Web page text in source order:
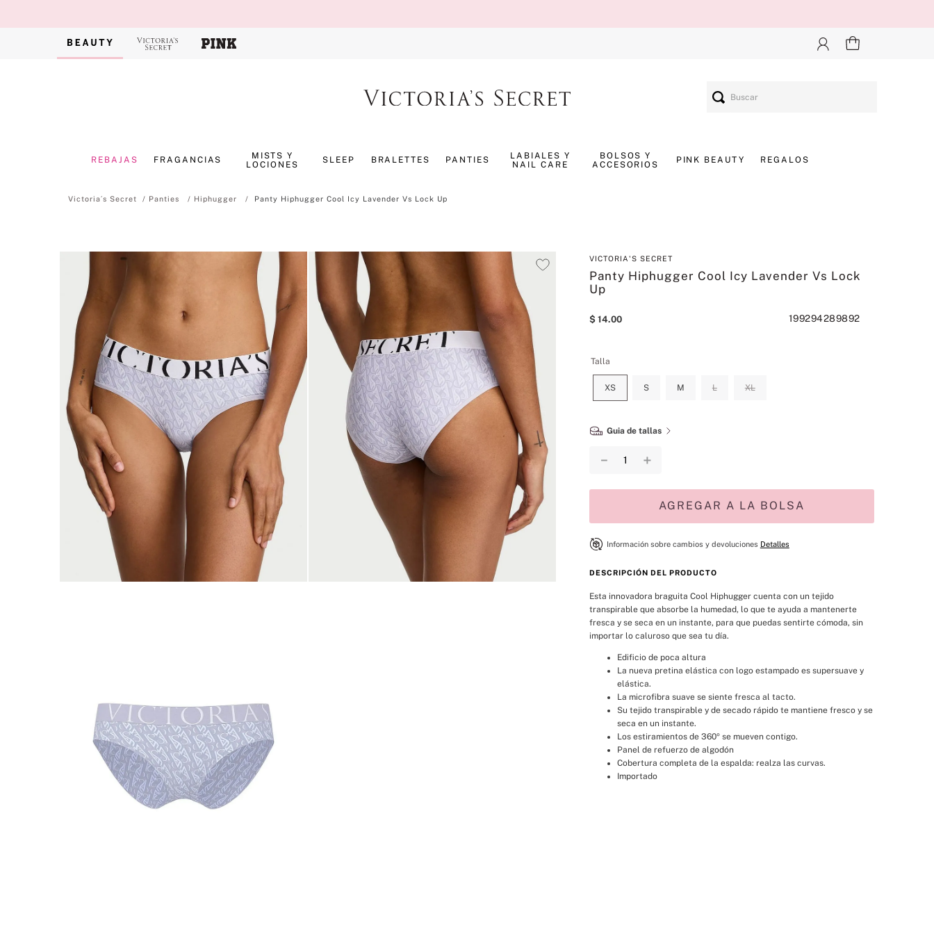
REBAJAS FRAGANCIAS
MISTS Y
LOCIONES
SLEEP BRALETTES PANTIES
LABIALES Y
NAIL CARE
BOLSOS Y
ACCESORIOS
PINK BEAUTY REGALOS
Panties Hiphugger Panty Hiphugger Cool Icy Lavender Vs Lock Up
VICTORIA'S SECRET
Panty Hiphugger Cool Icy Lavender Vs Lock
Up
$ 14.00 199294289892
Talla
XS S M L XL
Guia de tallas
＋
－
AGREGAR A LA BOLSA
Información sobre cambios y devoluciones Detalles
DESCRIPCIÓN DEL PRODUCTO
Esta innovadora braguita Cool Hiphugger cuenta con un tejido
transpirable que absorbe la humedad, lo que te ayuda a mantenerte
fresca y se seca en un instante, para que puedas sentirte cómoda, sin
importar lo caluroso que sea tu día.
Edificio de poca altura
La nueva pretina elástica con logo estampado es supersuave y
elástica.
La microfibra suave se siente fresca al tacto.
Su tejido transpirable y de secado rápido te mantiene fresco y se
seca en un instante.
Los estiramientos de 360º se mueven contigo.
Panel de refuerzo de algodón
Cobertura completa de la espalda: realza las curvas.
Importado
3.
panty
bare vanilla
9.
velvet petals
10. bare